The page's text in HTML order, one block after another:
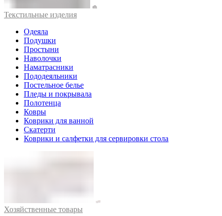
Текстильные изделия
Одеяла
Подушки
Простыни
Наволочки
Наматрасники
Пододеяльники
Постельное белье
Пледы и покрывала
Полотенца
Ковры
Коврики для ванной
Скатерти
Коврики и салфетки для сервировки стола
Хозяйственные товары